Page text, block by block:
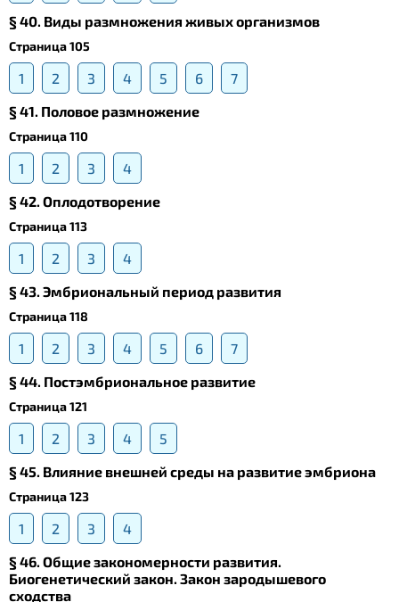
§ 40. Виды размножения живых организмов
Страница 105
1 2 3 4 5 6
7
§ 41. Половое размножение
Страница 110
1 2 3
4
§ 42. Оплодотворение
Страница 113
1 2 3
4
§ 43. Эмбриональный период развития
Страница 118
1 2 3 4 5 6
7
§ 44. Постэмбриональное развитие
Страница 121
1 2 3 4
5
§ 45. Влияние внешней среды на развитие эмбриона
Страница 123
1 2 3
4
§ 46. Общие закономерности развития.
Биогенетический закон. Закон зародышевого
сходства